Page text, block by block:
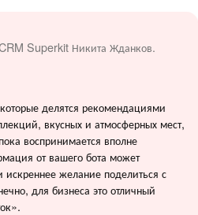
Superkit Никита Жданков.
делятся рекомендациями
вкусных и атмосферных мест,
воспринимается вполне
от вашего бота может
искреннее желание поделиться с
для бизнеса это отличный